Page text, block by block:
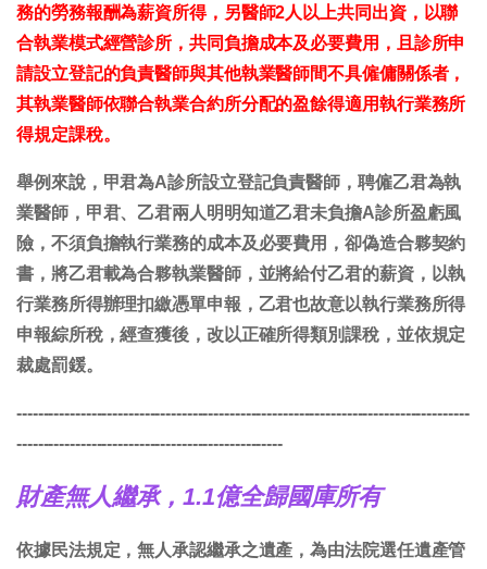
務的勞務報酬為薪資所得，另醫師2人以上共同出資，以聯
合執業模式經營診所，共同負擔成本及必要費用，且診所申
請設立登記的負責醫師與其他執業醫師間不具僱傭關係者，
其執業醫師依聯合執業合約所分配的盈餘得適用執行業務所
得規定課稅。
舉例來說，甲君為A診所設立登記負責醫師，聘僱乙君為執
業醫師，甲君、乙君兩人明明知道乙君未負擔A診所盈虧風
險，不須負擔執行業務的成本及必要費用，卻偽造合夥契約
書，將乙君載為合夥執業醫師，並將給付乙君的薪資，以執
行業務所得辦理扣繳憑單申報，乙君也故意以執行業務所得
申報綜所稅，經查獲後，改以正確所得類別課稅，並依規定
裁處罰鍰。
-------------------------------------------------------------------------------------
--------------------------------------------------
財產無人繼承，1.1億全歸國庫所有
依據民法規定，無人承認繼承之遺產，為由法院選任遺產管